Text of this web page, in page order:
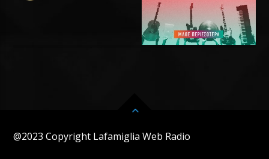
@2023 Copyright Lafamiglia Web Radio